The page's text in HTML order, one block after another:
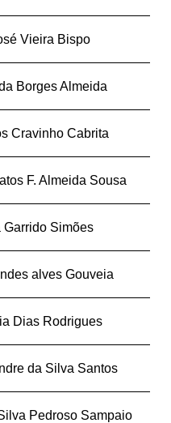
Vieira Bispo
Borges Almeida
Cravinho Cabrita
F. Almeida Sousa
Garrido Simões
alves Gouveia
Dias Rodrigues
da Silva Santos
Pedroso Sampaio